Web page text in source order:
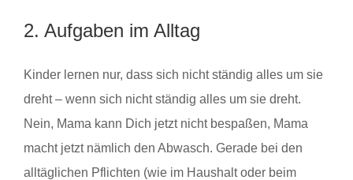
2. Aufgaben im Alltag
Kinder lernen nur, dass sich nicht ständig alles um sie
dreht – wenn sich nicht ständig alles um sie dreht.
Nein, Mama kann Dich jetzt nicht bespaßen, Mama
macht jetzt nämlich den Abwasch. Gerade bei den
alltäglichen Pflichten (wie im Haushalt oder beim